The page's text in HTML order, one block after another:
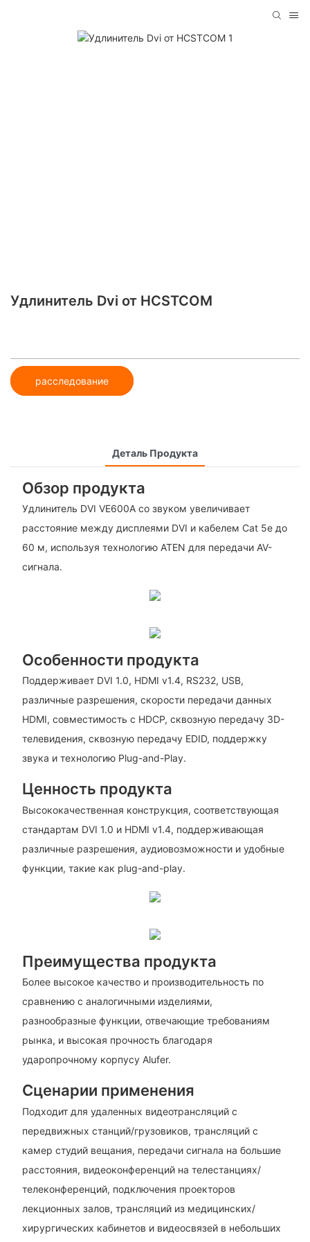
Удлинитель Dvi от HCSTCOM
расследование
Деталь Продукта
Обзор продукта
Удлинитель DVI VE600A со звуком увеличивает
расстояние между дисплеями DVI и кабелем Cat 5e до
60 м, используя технологию ATEN для передачи AV-
сигнала.
Особенности продукта
Поддерживает DVI 1.0, HDMI v1.4, RS232, USB,
различные разрешения, скорости передачи данных
HDMI, совместимость с HDCP, сквозную передачу 3D-
телевидения, сквозную передачу EDID, поддержку
звука и технологию Plug-and-Play.
Ценность продукта
Высококачественная конструкция, соответствующая
стандартам DVI 1.0 и HDMI v1.4, поддерживающая
различные разрешения, аудиовозможности и удобные
функции, такие как plug-and-play.
Преимущества продукта
Более высокое качество и производительность по
сравнению с аналогичными изделиями,
разнообразные функции, отвечающие требованиям
рынка, и высокая прочность благодаря
ударопрочному корпусу Alufer.
Сценарии применения
Подходит для удаленных видеотрансляций с
передвижных станций/грузовиков, трансляций с
камер студий вещания, передачи сигнала на большие
расстояния, видеоконференций на телестанциях/
телеконференций, подключения проекторов
лекционных залов, трансляций из медицинских/
хирургических кабинетов и видеосвязей в небольших